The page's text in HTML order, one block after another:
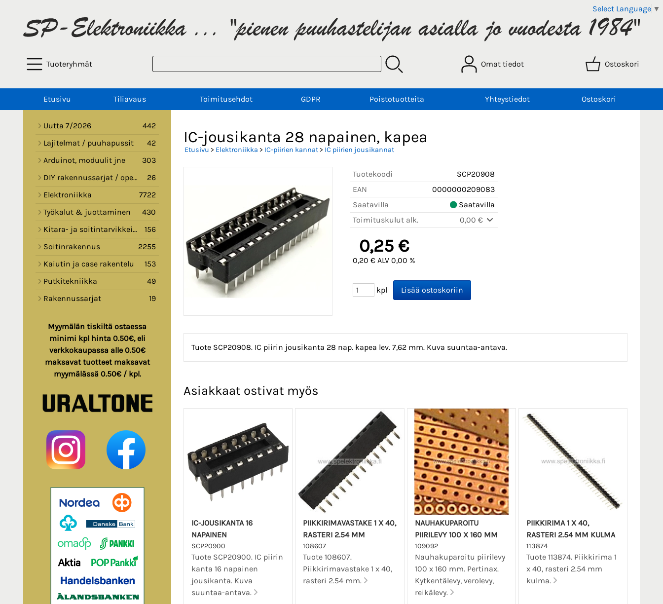
Select Language ▼
Tuoteryhmät Omat tiedot Ostoskori
Etusivu Tiliavaus Toimitusehdot GDPR Poistotuotteita Yhteystiedot Ostoskori
Uutta 7/2026
442
Lajitelmat / puuhapussit
42
Arduinot, moduulit jne
303
DIY rakennussarjat / opetussarjat
26
Elektroniikka
7722
Työkalut & juottaminen
430
Kitara- ja soitintarvikkeita
156
Soitinrakennus
2255
Kaiutin ja case rakentelu
153
Putkitekniikka
49
Rakennussarjat
19
Myymälän tiskiltä ostaessa
minimi kpl hinta 0.50€, eli
verkkokaupassa alle 0.50€
maksavat tuotteet maksavat
myymälässä 0.50€ / kpl.
IC-jousikanta 28 napainen, kapea
Etusivu > Elektroniikka > IC-piirien kannat> IC piirien jousikannat
Tuotekoodi
SCP20908
EAN
0000000209083
Saatavilla
Saatavilla
Toimituskulut alk.
0,00 €
0,25 €
0,20 € ALV 0,00 %
kpl
Tuote SCP20908. IC piirin jousikanta 28 nap. kapea lev. 7,62 mm. Kuva suuntaa-antava.
Asiakkaat ostivat myös
IC-JOUSIKANTA 16
NAPAINEN
SCP20900
Tuote SCP20900. IC piirin
kanta 16 napainen
jousikanta. Kuva
suuntaa-antava.
PIIKKIRIMAVASTAKE 1 X 40,
RASTERI 2.54 MM
108607
Tuote 108607.
Piikkirimavastake 1 x 40,
rasteri 2.54 mm.
NAUHAKUPAROITU
PIIRILEVY 100 X 160 MM
109092
Nauhakuparoitu piirilevy
100 x 160 mm. Pertinax.
Kytkentälevy, verolevy,
reikälevy.
PIIKKIRIMA 1 X 40,
RASTERI 2.54 MM KULMA
113874
Tuote 113874. Piikkirima 1
x 40, rasteri 2.54 mm
kulma.